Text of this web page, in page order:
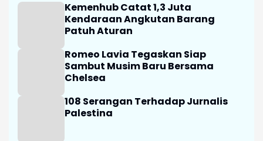
Kemenhub Catat 1,3 Juta
Kendaraan Angkutan Barang
Patuh Aturan
Romeo Lavia Tegaskan Siap
Sambut Musim Baru Bersama
Chelsea
108 Serangan Terhadap Jurnalis
Palestina